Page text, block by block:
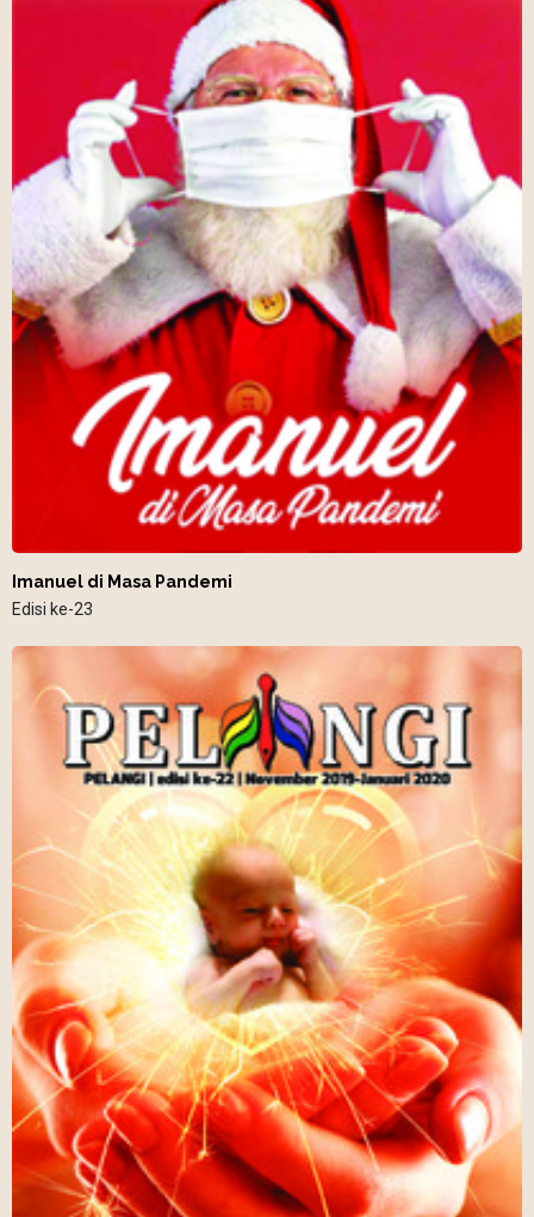
Imanuel di Masa Pandemi
Edisi ke-23